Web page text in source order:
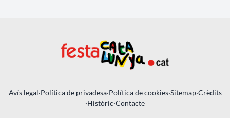
Avís legal·Política de privadesa·Política de cookies·Sitemap·Crèdits
·Històric·Contacte